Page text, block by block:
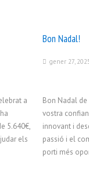
a
5.640€,
els
Bon Nadal!
gener 27,
Bon Nadal de
vostra
innovant i
passió i el
porti més